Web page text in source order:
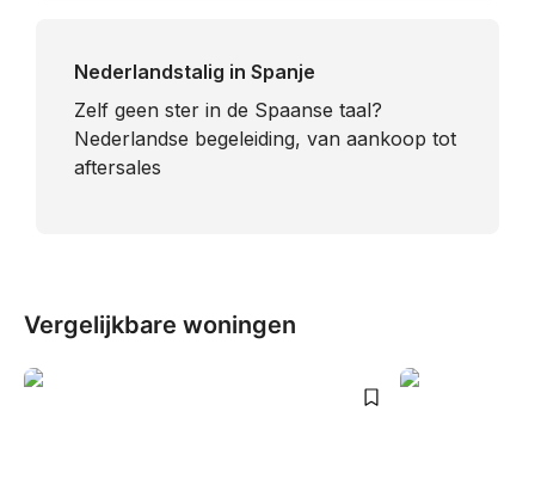
Nederlandstalig in Spanje
​Zelf geen ster in de Spaanse taal?
Nederlandse begeleiding, van aankoop tot
aftersales
Vergelijkbare woningen